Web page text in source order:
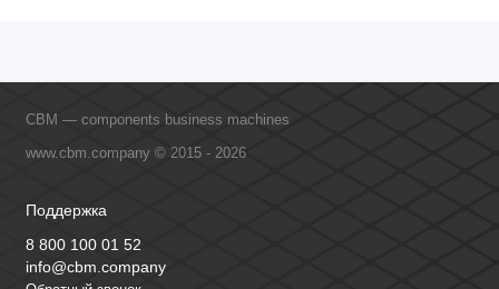
CBM — components business machines
www.cbm.company © 2015 - 2026
Поддержка
8 800 100 01 52
info@cbm.company